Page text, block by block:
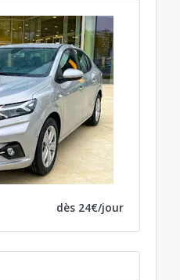
dès 24€/jour